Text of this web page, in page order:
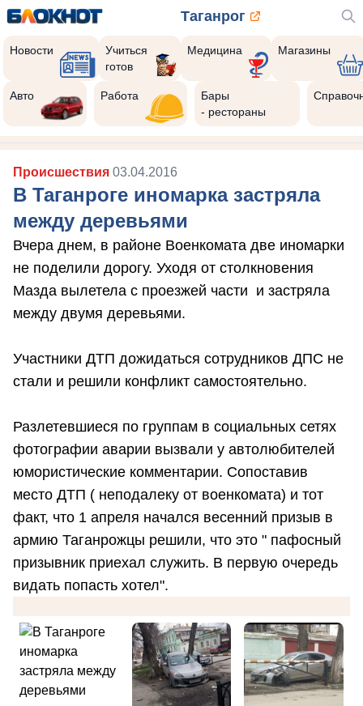
Таганрог
Новости
Учиться
готов
Медицина Магазины
Авто Работа
Бары
- рестораны
Происшествия 03.04.2016
В Таганроге иномарка застряла
между деревьями
Вчера днем, в районе Военкомата две иномарки
не поделили дорогу. Уходя от столкновения
Мазда вылетела с проезжей части и застряла
между двумя деревьями.
Участники ДТП дожидаться сотрудников ДПС не
стали и решили конфликт самостоятельно.
Разлетевшиеся по группам в социальных сетях
фотографии аварии вызвали у автолюбителей
юмористические комментарии. Сопоставив
место ДТП ( неподалеку от военкомата) и тот
факт, что 1 апреля начался весенний призыв в
армию Таганрожцы решили, что это " пафосный
призывник приехал служить. В первую очередь
видать попасть хотел".